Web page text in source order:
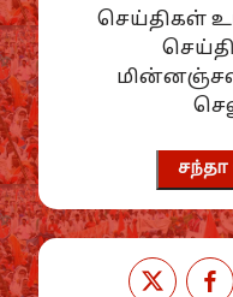
செய்திகள்
சந்தா